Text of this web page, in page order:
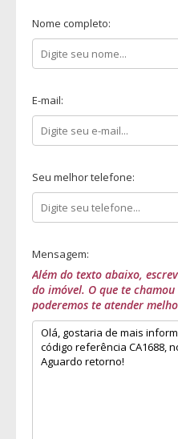
Nome completo:
E-mail:
Seu melhor telefone:
Mensagem:
Além do texto abaixo,
do imóvel. O que te chamou
poderemos te atender